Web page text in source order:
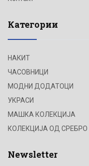
Категории
НАКИТ
ЧАСОВНИЦИ
МОДНИ ДОДАТОЦИ
УКРАСИ
МАШКА КОЛЕКЦИЈА
КОЛЕКЦИЈА ОД СРЕБРО
Newsletter